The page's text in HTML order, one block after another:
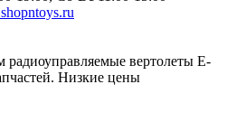
вертолеты E-
Низкие цены